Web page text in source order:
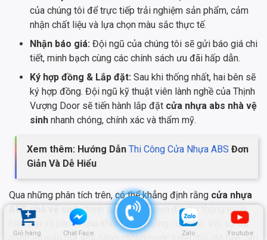
Giỏ hàng Chat Face Zalo Youtube
của chúng tôi để trực tiếp trải nghiệm sản phẩm, cảm
nhận chất liệu và lựa chọn màu sắc thực tế.
Nhận báo giá: Đội ngũ của chúng tôi sẽ gửi báo giá chi
tiết, minh bạch cùng các chính sách ưu đãi hấp dẫn.
Ký hợp đồng & Lắp đặt: Sau khi thống nhất, hai bên sẽ
ký hợp đồng. Đội ngũ kỹ thuật viên lành nghề của Thịnh
Vượng Door sẽ tiến hành lắp đặt cửa nhựa abs nhà vệ
sinh nhanh chóng, chính xác và thẩm mỹ.
Xem thêm: Hướng Dẫn Thi Công Cửa Nhựa ABS Đơn
Giản Và Dễ Hiểu
Qua những phân tích trên, có thể khẳng định rằng cửa nhựa
ABS nhà vệ sinhchính là một lựa chọn đầu tư thông minh,
hiện đại và bền bỉ cho không gian sống của bạn. Với sự đa